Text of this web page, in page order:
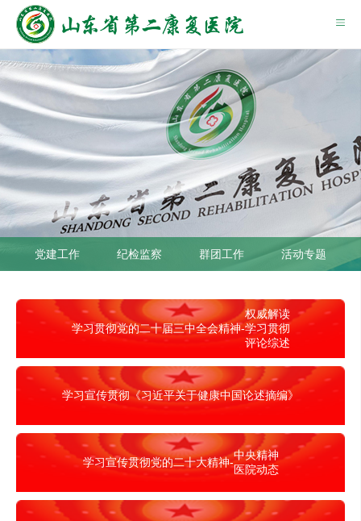
党建工作 纪检监察 群团工作 活动专题
学习贯彻党的二十届三中全会精神-
权威解读
学习贯彻
评论综述
学习宣传贯彻《习近平关于健康中国论述摘编》
学习宣传贯彻党的二十大精神-
中央精神
医院动态